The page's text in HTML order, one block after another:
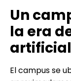
Un
la era
artificial
El campus se